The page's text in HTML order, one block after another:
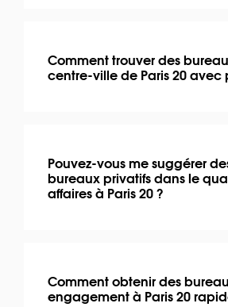
Comment trouver des
centre-ville de Paris 20 avec
Pouvez-vous me suggérer
bureaux privatifs dans le
affaires à Paris 20 ?
Comment obtenir des
engagement à Paris 20